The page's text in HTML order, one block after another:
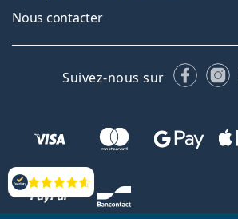
Évaluation
Nous contacter
Suivez-nous sur